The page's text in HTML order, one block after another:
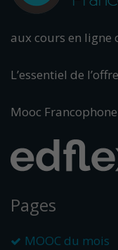
aux cours en ligne
L’essentiel de
Mooc
Pages
MOOC du mois